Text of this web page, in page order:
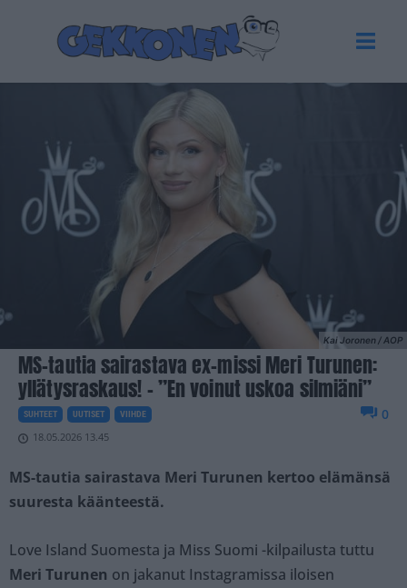
Kai Joronen / AOP
MS-tautia sairastava ex-missi Meri Turunen:
yllätysraskaus! – ”En voinut uskoa silmiäni”
SUHTEET UUTISET VIIHDE
18.05.2026 13.45
0
MS-tautia sairastava Meri Turunen kertoo elämänsä
suuresta käänteestä.
Love Island Suomesta ja Miss Suomi -kilpailusta tuttu
Meri Turunen on jakanut Instagramissa iloisen